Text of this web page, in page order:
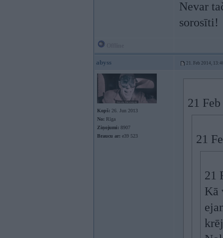
Nevar
sorosīti!
abyss 21. Feb 2014,
Kopš: 26. Jun 2013
No: Rīga
Ziņojumi: 8907
Braucu ar: e39 523
21
21
21
Kā